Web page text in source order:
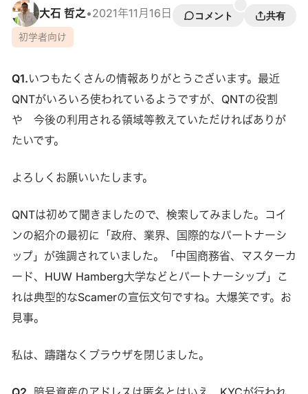
大石 哲之•2021年11月16日 コメント
共有
初学者向け
Q1.いつもたくさんの情報ありがとうございます。最近
QNTがいろいろ使われているようですが、QNTの役割
や 今後の利用される領域等教えていただければありが
たいです。
よろしくお願いいたします。
QNTは初めて聞きましたので、検索してみました。コイ
ンの紹介の最初に「政府、業界、国際的なパートナーシ
ップ」が強調されていました。「中国商務省、マスターカ
ード、HUW Hamberg大学などとパートナーシップ」こ
れは典型的なScamerの宣伝文句ですね。大爆笑です。お
見事。
私は、躊躇なくブラウザを閉じました。